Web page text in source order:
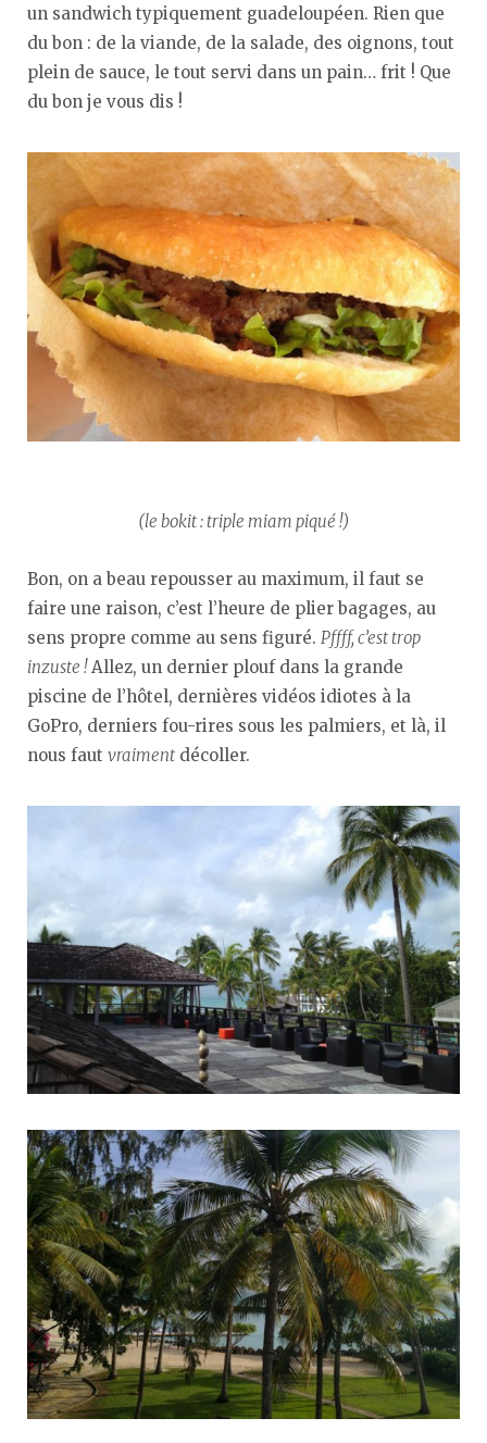
un sandwich typiquement guadeloupéen. Rien que
du bon : de la viande, de la salade, des oignons, tout
plein de sauce, le tout servi dans un pain… frit ! Que
du bon je vous dis !
(le bokit : triple miam piqué !)
Bon, on a beau repousser au maximum, il faut se
faire une raison, c’est l’heure de plier bagages, au
sens propre comme au sens figuré. Pffff, c’est trop
inzuste !Allez, un dernier plouf dans la grande
piscine de l’hôtel, dernières vidéos idiotes à la
GoPro, derniers fou-rires sous les palmiers, et là, il
nous faut vraiment décoller.